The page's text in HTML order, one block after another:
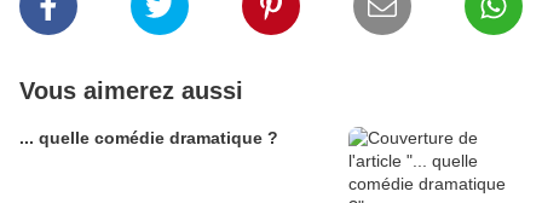
Vous aimerez aussi
... quelle comédie dramatique ?